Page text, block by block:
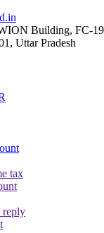
Building, FC-
Uttar Pradesh
tax
reply